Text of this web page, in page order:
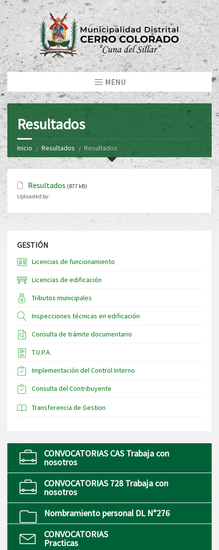
MENU
Resultados
Inicio Resultados Resultados
Resultados (877 kB)
Uploaded by:
GESTIÓN
Licencias de funcionamiento
Licencias de edificación
Tributos municipales
Inspecciones técnicas en edificación
Consulta de trámite documentario
T.U.P.A.
Implementación del Control Interno
Consulta del Contribuyente
Transferencia de Gestion
CONVOCATORIAS CAS Trabaja con
nosotros
CONVOCATORIAS 728 Trabaja con
nosotros
Nombramiento personal DL N°276
CONVOCATORIAS
Practicas